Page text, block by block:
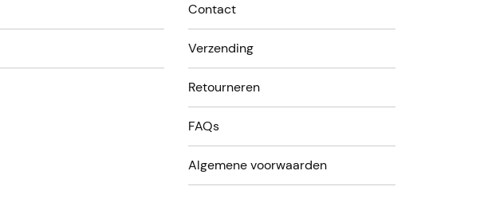
Contact
Verzending
Retourneren
FAQs
Algemene voorwaarden